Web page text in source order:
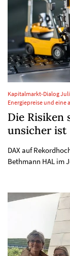
Kapitalmarkt-Dialog Juli
Energiepreise und eine
Die Risiken
unsicher ist
DAX auf
Bethmann HAL im